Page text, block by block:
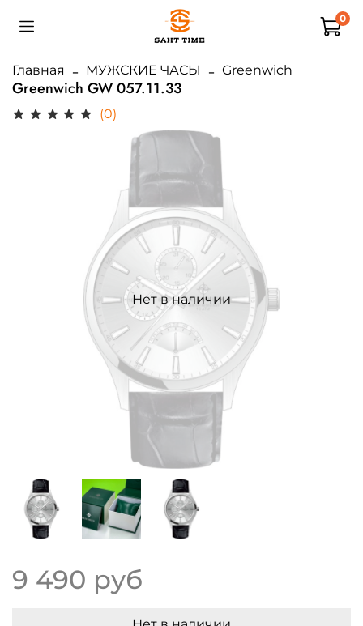
0
Главная МУЖСКИЕ ЧАСЫ Greenwich
Greenwich GW 057.11.33
(0)
Нет в наличии
9 490 руб